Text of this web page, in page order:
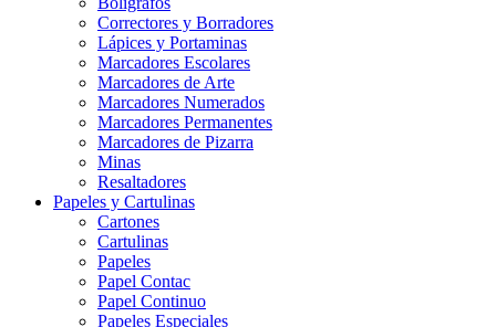
Correctores y Borradores
Lápices y Portaminas
Marcadores Escolares
Marcadores de Arte
Marcadores Numerados
Marcadores Permanentes
Marcadores de Pizarra
Minas
Resaltadores
Papeles y Cartulinas
Cartones
Cartulinas
Papeles
Papel Contac
Papel Continuo
Papeles Especiales